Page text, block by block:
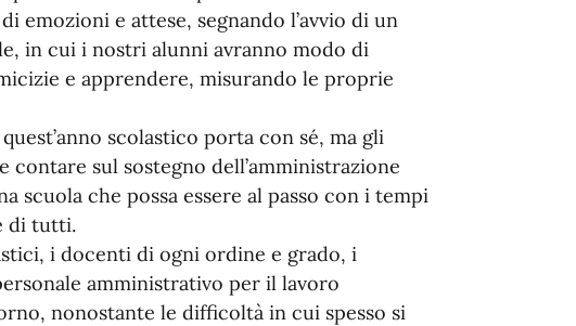
emozioni e attese, segnando l’avvio di un
in cui i nostri alunni avranno modo di
e apprendere, misurando le proprie
scolastico porta con sé, ma gli
sul sostegno dell’amministrazione
scuola che possa essere al passo con i tempi
di tutti.
i docenti di ogni ordine e grado, i
amministrativo per il lavoro
nonostante le difficoltà in cui spesso si